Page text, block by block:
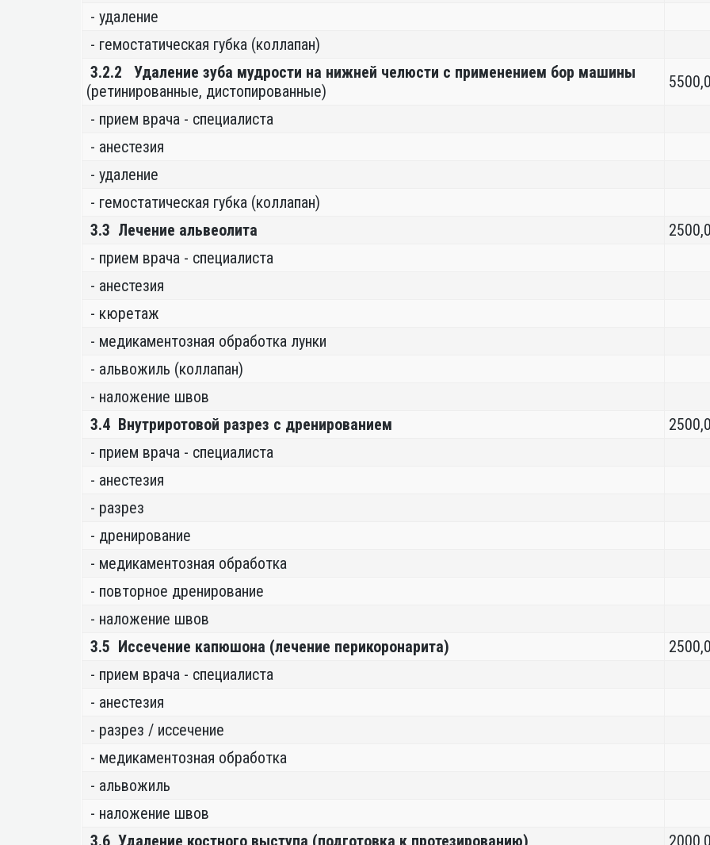
- удаление
- гемостатическая губка (коллапан)
3.2.2 Удаление зуба мудрости на нижней челюсти с применением бор машины
(ретинированные, дистопированные)
- прием врача - специалиста
- анестезия
- удаление
- гемостатическая губка (коллапан)
3.3 Лечение альвеолита
- прием врача - специалиста
- анестезия
- кюретаж
- медикаментозная обработка лунки
- альвожиль (коллапан)
- наложение швов
3.4 Внутриротовой разрез с дренированием
- прием врача - специалиста
- анестезия
- разрез
- дренирование
- медикаментозная обработка
- повторное дренирование
- наложение швов
3.5 Иссечение капюшона (лечение перикоронарита)
- прием врача - специалиста
- анестезия
- разрез / иссечение
- медикаментозная обработка
- альвожиль
- наложение швов